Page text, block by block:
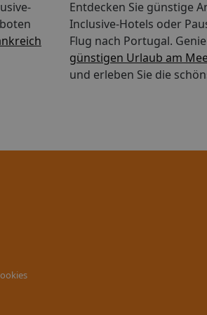
Entdecken Sie günstige
Inclusive-Hotels oder
Flug nach Portugal.
günstigen Urlaub am
und erleben Sie die